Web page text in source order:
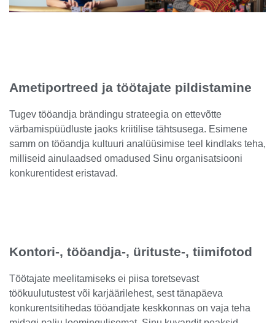
Ametiportreed ja töötajate pildistamine
Tugev tööandja brändingu strateegia on ettevõtte
värbamispüüdluste jaoks kriitilise tähtsusega. Esimene
samm on tööandja kultuuri analüüsimise teel kindlaks teha,
milliseid ainulaadsed omadused Sinu organisatsiooni
konkurentidest eristavad.
Kontori-, tööandja-, ürituste-, tiimifotod
Töötajate meelitamiseks ei piisa toretsevast
töökuulutustest või karjäärilehest, sest tänapäeva
konkurentsitihedas tööandjate keskkonnas on vaja teha